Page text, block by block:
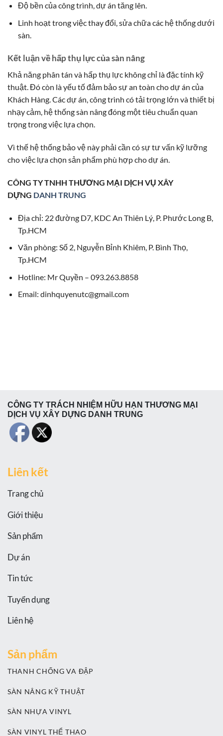
Độ bền của công trình, dự án tăng lên.
Linh hoạt trong việc thay đổi, sửa chữa các hệ thống dưới
sàn.
Kết luận về hấp thụ lực của sàn nâng
Khả năng phân tán và hấp thụ lực không chỉ là đặc tính kỹ
thuật. Đó còn là yếu tố đảm bảo sự an toàn cho dự án của
Khách Hàng. Các dự án, công trình có tải trọng lớn và thiết bị
nhạy cảm, hệ thống sàn nâng đóng một tiêu chuẩn quan
trọng trong việc lựa chọn.
Vì thế hệ thống bảo vệ này phải cần có sự tư vấn kỹ lưỡng
cho việc lựa chọn sản phẩm phù hợp cho dự án.
CÔNG TY TNHH THƯƠNG MẠI DỊCH VỤ XÂY
DỰNG DANH TRUNG
Địa chỉ: 22 đường D7, KDC An Thiên Lý, P. Phước Long B,
Tp.HCM
Văn phòng: Số 2, Nguyễn Bỉnh Khiêm, P. Bình Thọ,
Tp.HCM
Hotline: Mr Quyền – 093.263.8858
Email: dinhquyenutc@gmail.com
CÔNG TY TRÁCH NHIỆM HỮU HẠN THƯƠNG MẠI
DỊCH VỤ XÂY DỰNG DANH TRUNG
Liên kết
Trang chủ
Giới thiệu
Sản phẩm
Dự án
Tin tức
Tuyển dụng
Liên hệ
Sản phẩm
THANH CHỐNG VA ĐẬP
SÀN NÂNG KỸ THUẬT
SÀN NHỰA VINYL
SÀN VINYL THỂ THAO